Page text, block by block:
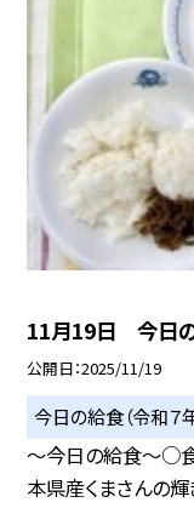
11月19日 今日の
公開日 2025/11/19
今日の給食（令和７
～今日の給食～○
本県産くまさんの